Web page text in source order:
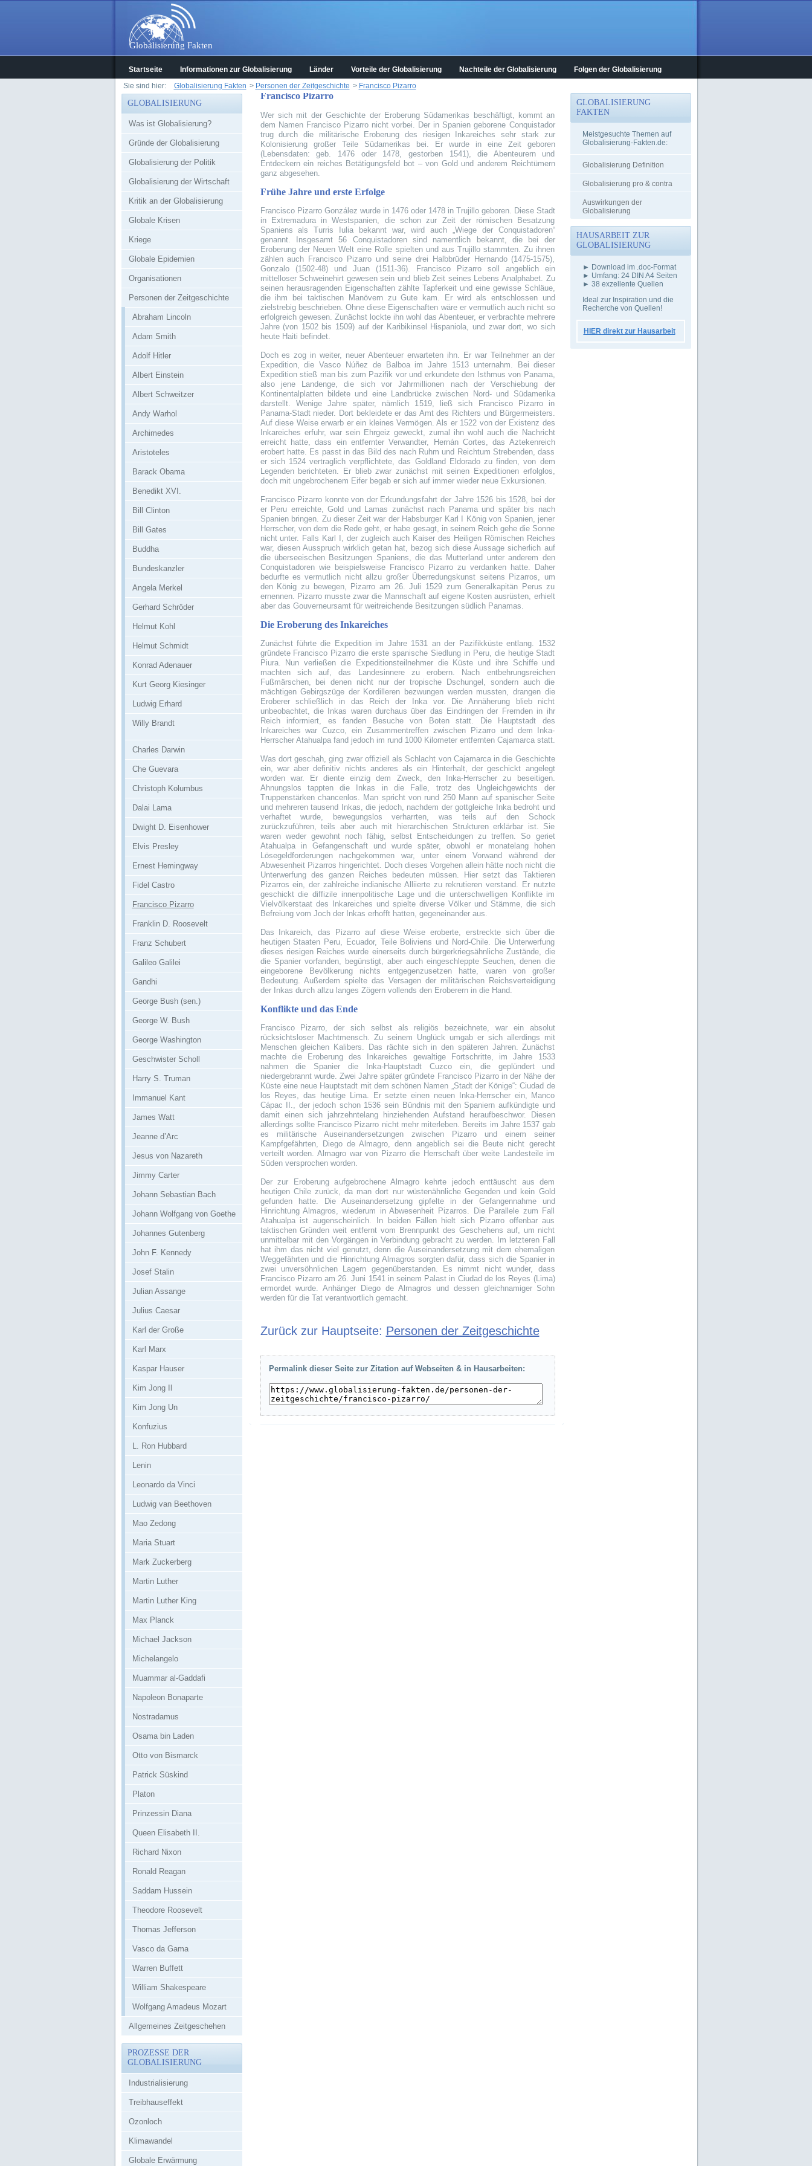
Globalisierung Fakten
Startseite Informationen zur Globalisierung Länder Vorteile der Globalisierung Nachteile der Globalisierung
Folgen der Globalisierung
Sie sind hier:
Globalisierung Fakten > Personen der Zeitgeschichte > Francisco Pizarro
GLOBALISIERUNG
Was ist Globalisierung?
Gründe der Globalisierung
Globalisierung der Politik
Globalisierung der Wirtschaft
Kritik an der Globalisierung
Globale Krisen
Kriege
Globale Epidemien
Organisationen
Personen der Zeitgeschichte
Abraham Lincoln
Adam Smith
Adolf Hitler
Albert Einstein
Albert Schweitzer
Andy Warhol
Archimedes
Aristoteles
Barack Obama
Benedikt XVI.
Bill Clinton
Bill Gates
Buddha
Bundeskanzler
Angela Merkel
Gerhard Schröder
Helmut Kohl
Helmut Schmidt
Konrad Adenauer
Kurt Georg Kiesinger
Ludwig Erhard
Willy Brandt
Charles Darwin
Che Guevara
Christoph Kolumbus
Dalai Lama
Dwight D. Eisenhower
Elvis Presley
Ernest Hemingway
Fidel Castro
Francisco Pizarro
Franklin D. Roosevelt
Franz Schubert
Galileo Galilei
Gandhi
George Bush (sen.)
George W. Bush
George Washington
Geschwister Scholl
Harry S. Truman
Immanuel Kant
James Watt
Jeanne d’Arc
Jesus von Nazareth
Jimmy Carter
Johann Sebastian Bach
Johann Wolfgang von Goethe
Johannes Gutenberg
John F. Kennedy
Josef Stalin
Julian Assange
Julius Caesar
Karl der Große
Karl Marx
Kaspar Hauser
Kim Jong Il
Kim Jong Un
Konfuzius
L. Ron Hubbard
Lenin
Leonardo da Vinci
Ludwig van Beethoven
Mao Zedong
Maria Stuart
Mark Zuckerberg
Martin Luther
Martin Luther King
Max Planck
Michael Jackson
Michelangelo
Muammar al-Gaddafi
Napoleon Bonaparte
Nostradamus
Osama bin Laden
Otto von Bismarck
Patrick Süskind
Platon
Prinzessin Diana
Queen Elisabeth II.
Richard Nixon
Ronald Reagan
Saddam Hussein
Theodore Roosevelt
Thomas Jefferson
Vasco da Gama
Warren Buffett
William Shakespeare
Wolfgang Amadeus Mozart
Allgemeines Zeitgeschehen
PROZESSE DER
GLOBALISIERUNG
Industrialisierung
Treibhauseffekt
Ozonloch
Klimawandel
Globale Erwärmung
Francisco Pizarro
Wer sich mit der Geschichte der Eroberung Südamerikas beschäftigt, kommt an
dem Namen Francisco Pizarro nicht vorbei. Der in Spanien geborene Conquistador
trug durch die militärische Eroberung des riesigen Inkareiches sehr stark zur
Kolonisierung großer Teile Südamerikas bei. Er wurde in eine Zeit geboren
(Lebensdaten: geb. 1476 oder 1478, gestorben 1541), die Abenteurern und
Entdeckern ein reiches Betätigungsfeld bot – von Gold und anderem Reichtümern
ganz abgesehen.
Frühe Jahre und erste Erfolge
Francisco Pizarro González wurde in 1476 oder 1478 in Trujillo geboren. Diese Stadt
in Extremadura in Westspanien, die schon zur Zeit der römischen Besatzung
Spaniens als Turris Iulia bekannt war, wird auch „Wiege der Conquistadoren“
genannt. Insgesamt 56 Conquistadoren sind namentlich bekannt, die bei der
Eroberung der Neuen Welt eine Rolle spielten und aus Trujillo stammten. Zu ihnen
zählen auch Francisco Pizarro und seine drei Halbbrüder Hernando (1475-1575),
Gonzalo (1502-48) und Juan (1511-36). Francisco Pizarro soll angeblich ein
mittelloser Schweinehirt gewesen sein und blieb Zeit seines Lebens Analphabet. Zu
seinen herausragenden Eigenschaften zählte Tapferkeit und eine gewisse Schläue,
die ihm bei taktischen Manövern zu Gute kam. Er wird als entschlossen und
zielstrebig beschrieben. Ohne diese Eigenschaften wäre er vermutlich auch nicht so
erfolgreich gewesen. Zunächst lockte ihn wohl das Abenteuer, er verbrachte mehrere
Jahre (von 1502 bis 1509) auf der Karibikinsel Hispaniola, und zwar dort, wo sich
heute Haiti befindet.
Doch es zog in weiter, neuer Abenteuer erwarteten ihn. Er war Teilnehmer an der
Expedition, die Vasco Núñez de Balboa im Jahre 1513 unternahm. Bei dieser
Expedition stieß man bis zum Pazifik vor und erkundete den Isthmus von Panama,
also jene Landenge, die sich vor Jahrmillionen nach der Verschiebung der
Kontinentalplatten bildete und eine Landbrücke zwischen Nord- und Südamerika
darstellt. Wenige Jahre später, nämlich 1519, ließ sich Francisco Pizarro in
Panama-Stadt nieder. Dort bekleidete er das Amt des Richters und Bürgermeisters.
Auf diese Weise erwarb er ein kleines Vermögen. Als er 1522 von der Existenz des
Inkareiches erfuhr, war sein Ehrgeiz geweckt, zumal ihn wohl auch die Nachricht
erreicht hatte, dass ein entfernter Verwandter, Hernán Cortes, das Aztekenreich
erobert hatte. Es passt in das Bild des nach Ruhm und Reichtum Strebenden, dass
er sich 1524 vertraglich verpflichtete, das Goldland Eldorado zu finden, von dem
Legenden berichteten. Er blieb zwar zunächst mit seinen Expeditionen erfolglos,
doch mit ungebrochenem Eifer begab er sich auf immer wieder neue Exkursionen.
Francisco Pizarro konnte von der Erkundungsfahrt der Jahre 1526 bis 1528, bei der
er Peru erreichte, Gold und Lamas zunächst nach Panama und später bis nach
Spanien bringen. Zu dieser Zeit war der Habsburger Karl I König von Spanien, jener
Herrscher, von dem die Rede geht, er habe gesagt, in seinem Reich gehe die Sonne
nicht unter. Falls Karl I, der zugleich auch Kaiser des Heiligen Römischen Reiches
war, diesen Ausspruch wirklich getan hat, bezog sich diese Aussage sicherlich auf
die überseeischen Besitzungen Spaniens, die das Mutterland unter anderem den
Conquistadoren wie beispielsweise Francisco Pizarro zu verdanken hatte. Daher
bedurfte es vermutlich nicht allzu großer Überredungskunst seitens Pizarros, um
den König zu bewegen, Pizarro am 26. Juli 1529 zum Generalkapitän Perus zu
ernennen. Pizarro musste zwar die Mannschaft auf eigene Kosten ausrüsten, erhielt
aber das Gouverneursamt für weitreichende Besitzungen südlich Panamas.
Die Eroberung des Inkareiches
Zunächst führte die Expedition im Jahre 1531 an der Pazifikküste entlang. 1532
gründete Francisco Pizarro die erste spanische Siedlung in Peru, die heutige Stadt
Piura. Nun verließen die Expeditionsteilnehmer die Küste und ihre Schiffe und
machten sich auf, das Landesinnere zu erobern. Nach entbehrungsreichen
Fußmärschen, bei denen nicht nur der tropische Dschungel, sondern auch die
mächtigen Gebirgszüge der Kordilleren bezwungen werden mussten, drangen die
Eroberer schließlich in das Reich der Inka vor. Die Annäherung blieb nicht
unbeobachtet, die Inkas waren durchaus über das Eindringen der Fremden in ihr
Reich informiert, es fanden Besuche von Boten statt. Die Hauptstadt des
Inkareiches war Cuzco, ein Zusammentreffen zwischen Pizarro und dem Inka-
Herrscher Atahualpa fand jedoch im rund 1000 Kilometer entfernten Cajamarca statt.
Was dort geschah, ging zwar offiziell als Schlacht von Cajamarca in die Geschichte
ein, war aber definitiv nichts anderes als ein Hinterhalt, der geschickt angelegt
worden war. Er diente einzig dem Zweck, den Inka-Herrscher zu beseitigen.
Ahnungslos tappten die Inkas in die Falle, trotz des Ungleichgewichts der
Truppenstärken chancenlos. Man spricht von rund 250 Mann auf spanischer Seite
und mehreren tausend Inkas, die jedoch, nachdem der gottgleiche Inka bedroht und
verhaftet wurde, bewegungslos verharrten, was teils auf den Schock
zurückzuführen, teils aber auch mit hierarchischen Strukturen erklärbar ist. Sie
waren weder gewohnt noch fähig, selbst Entscheidungen zu treffen. So geriet
Atahualpa in Gefangenschaft und wurde später, obwohl er monatelang hohen
Lösegeldforderungen nachgekommen war, unter einem Vorwand während der
Abwesenheit Pizarros hingerichtet. Doch dieses Vorgehen allein hätte noch nicht die
Unterwerfung des ganzen Reiches bedeuten müssen. Hier setzt das Taktieren
Pizarros ein, der zahlreiche indianische Alliierte zu rekrutieren verstand. Er nutzte
geschickt die diffizile innenpolitische Lage und die unterschwelligen Konflikte im
Vielvölkerstaat des Inkareiches und spielte diverse Völker und Stämme, die sich
Befreiung vom Joch der Inkas erhofft hatten, gegeneinander aus.
Das Inkareich, das Pizarro auf diese Weise eroberte, erstreckte sich über die
heutigen Staaten Peru, Ecuador, Teile Boliviens und Nord-Chile. Die Unterwerfung
dieses riesigen Reiches wurde einerseits durch bürgerkriegsähnliche Zustände, die
die Spanier vorfanden, begünstigt, aber auch eingeschleppte Seuchen, denen die
eingeborene Bevölkerung nichts entgegenzusetzen hatte, waren von großer
Bedeutung. Außerdem spielte das Versagen der militärischen Reichsverteidigung
der Inkas durch allzu langes Zögern vollends den Eroberern in die Hand.
Konflikte und das Ende
Francisco Pizarro, der sich selbst als religiös bezeichnete, war ein absolut
rücksichtsloser Machtmensch. Zu seinem Unglück umgab er sich allerdings mit
Menschen gleichen Kalibers. Das rächte sich in den späteren Jahren. Zunächst
machte die Eroberung des Inkareiches gewaltige Fortschritte, im Jahre 1533
nahmen die Spanier die Inka-Hauptstadt Cuzco ein, die geplündert und
niedergebrannt wurde. Zwei Jahre später gründete Francisco Pizarro in der Nähe der
Küste eine neue Hauptstadt mit dem schönen Namen „Stadt der Könige“: Ciudad de
los Reyes, das heutige Lima. Er setzte einen neuen Inka-Herrscher ein, Manco
Cápac II., der jedoch schon 1536 sein Bündnis mit den Spaniern aufkündigte und
damit einen sich jahrzehntelang hinziehenden Aufstand heraufbeschwor. Diesen
allerdings sollte Francisco Pizarro nicht mehr miterleben. Bereits im Jahre 1537 gab
es militärische Auseinandersetzungen zwischen Pizarro und einem seiner
Kampfgefährten, Diego de Almagro, denn angeblich sei die Beute nicht gerecht
verteilt worden. Almagro war von Pizarro die Herrschaft über weite Landesteile im
Süden versprochen worden.
Der zur Eroberung aufgebrochene Almagro kehrte jedoch enttäuscht aus dem
heutigen Chile zurück, da man dort nur wüstenähnliche Gegenden und kein Gold
gefunden hatte. Die Auseinandersetzung gipfelte in der Gefangennahme und
Hinrichtung Almagros, wiederum in Abwesenheit Pizarros. Die Parallele zum Fall
Atahualpa ist augenscheinlich. In beiden Fällen hielt sich Pizarro offenbar aus
taktischen Gründen weit entfernt vom Brennpunkt des Geschehens auf, um nicht
unmittelbar mit den Vorgängen in Verbindung gebracht zu werden. Im letzteren Fall
hat ihm das nicht viel genutzt, denn die Auseinandersetzung mit dem ehemaligen
Weggefährten und die Hinrichtung Almagros sorgten dafür, dass sich die Spanier in
zwei unversöhnlichen Lagern gegenüberstanden. Es nimmt nicht wunder, dass
Francisco Pizarro am 26. Juni 1541 in seinem Palast in Ciudad de los Reyes (Lima)
ermordet wurde. Anhänger Diego de Almagros und dessen gleichnamiger Sohn
werden für die Tat verantwortlich gemacht.
Zurück zur Hauptseite: Personen der Zeitgeschichte
Permalink dieser Seite zur Zitation auf Webseiten & in Hausarbeiten:
GLOBALISIERUNG
FAKTEN
Meistgesuchte Themen auf
Globalisierung-Fakten.de:
Globalisierung Definition
Globalisierung pro & contra
Auswirkungen der
Globalisierung
HAUSARBEIT ZUR
GLOBALISIERUNG
► Download im .doc-Format
► Umfang: 24 DIN A4 Seiten
► 38 exzellente Quellen
Ideal zur Inspiration und die
Recherche von Quellen!
HIER direkt zur Hausarbeit